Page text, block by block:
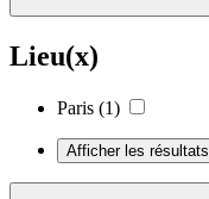
Lieu(x)
Paris (1)
Afficher les résultats